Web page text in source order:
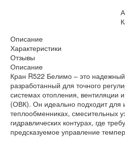
Описание
Характеристики
Отзывы
Описание
Кран R522 Белимо – это
разработанный для точного
системах отопления, вентиляции
(ОВК). Он идеально подходит для
теплообменниках, смесительных
гидравлических контурах, где
предсказуемое управление